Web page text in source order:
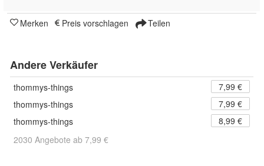
Merken Preis vorschlagen Teilen
Andere Verkäufer
thommys-things
7,99 €
thommys-things
7,99 €
thommys-things
8,99 €
2030 Angebote ab 7,99 €